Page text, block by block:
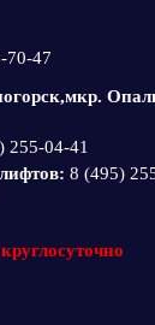
70-47
255-04-41
8 (495)